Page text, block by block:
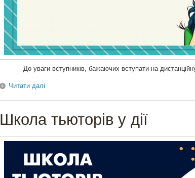
До уваги вступників, бажаючих вступати на
Читати далі
Школа тьюторів у дії